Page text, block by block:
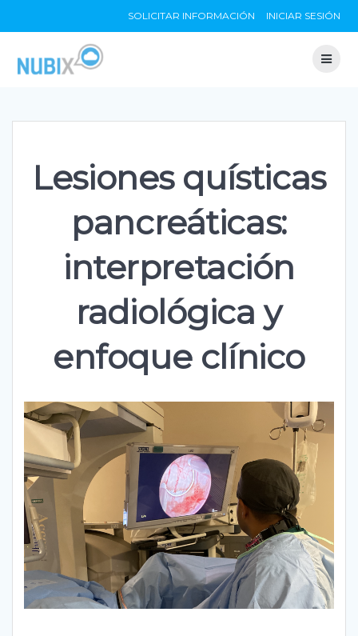
to
SOLICITAR INFORMACIÓN INICIAR SESIÓN
Lesiones quísticas
pancreáticas:
interpretación
radiológica y
enfoque clínico